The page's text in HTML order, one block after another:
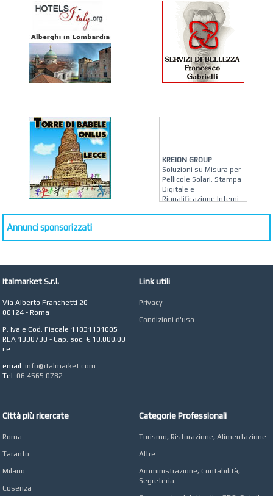
KREION GROUP
Soluzioni su Misura per
Pellicole Solari, Stampa
Digitale e
Riqualificazione Interni
MATERA ARREDI
STUDIO MICCI
Commercialista e
Roma
AZIENDA AGRICOLA DI
Annunci sponsorizzati
Italmarket S.r.l.
Via Alberto Franchetti 20
00124 - Roma
P. Iva e Cod. Fiscale 11831131005
REA 1330730 - Cap. soc. € 10.000,00
i.e.
email: info@italmarket.com
Tel. 06.4565.0782
Link utili
Privacy
Condizioni d'uso
Città più ricercate
Roma
Taranto
Milano
Cosenza
Categorie Professionali
Turismo, Ristorazione, Alimentazione
Altre
Amministrazione, Contabilità,
Segreteria